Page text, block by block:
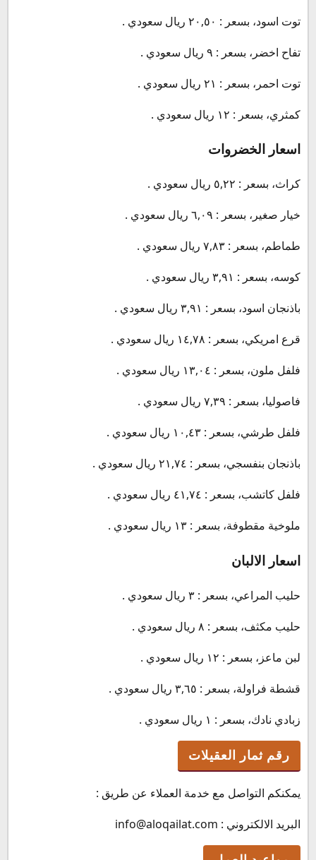
توت اسود، بسعر : ٢٠,٥٠ ريال سعودي .
تفاح اخضر، بسعر : ٩ ريال سعودي .
توت احمر، بسعر : ٢١ ريال سعودي .
كمثري، بسعر : ١٢ ريال سعودي .
اسعار الخضروات
كراث، بسعر : ٥,٢٢ ريال سعودي .
خيار صغير، بسعر : ٦,٠٩ ريال سعودي .
طماطم، بسعر : ٧,٨٣ ريال سعودي .
كوسه، بسعر : ٣,٩١ ريال سعودي .
باذنجان اسود، بسعر : ٣,٩١ ريال سعودي .
قرع امريكي، بسعر : ١٤,٧٨ ريال سعودي .
فلفل ملون، بسعر : ١٣,٠٤ ريال سعودي .
فاصوليا، بسعر : ٧,٣٩ ريال سعودي .
فلفل طرشي، بسعر : ١٠,٤٣ ريال سعودي .
باذنجان بنفسجي، بسعر : ٢١,٧٤ ريال سعودي .
فلفل كاتشب، بسعر : ٤١,٧٤ ريال سعودي .
ملوخية مقطوفة، بسعر : ١٣ ريال سعودي .
اسعار الالبان
حليب المراعي، بسعر : ٣ ريال سعودي .
حليب مكثف، بسعر : ٨ ريال سعودي .
لبن ماعز، بسعر : ١٢ ريال سعودي .
قشطة فراولة، بسعر : ٣,٦٥ ريال سعودي .
زبادي نادك، بسعر : ١ ريال سعودي .
رقم ثمار العقيلات
يمكنكم التواصل مع خدمة العملاء عن طريق :
البريد الالكتروني : info@aloqailat.com